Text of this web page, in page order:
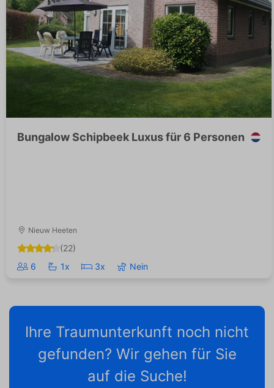
Bungalow Schipbeek Luxus für 6 Personen
Nieuw Heeten
(22)
6
1x 3x Nein
Ihre Traumunterkunft noch nicht
gefunden? Wir gehen für Sie
auf die Suche!